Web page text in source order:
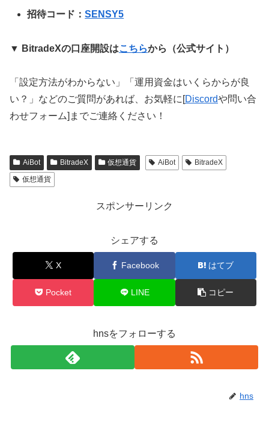
招待コード：SENSY5
▼ BitradeXの口座開設はこちらから（公式サイト）
「設定方法がわからない」「運用資金はいくらからが良
い？」などのご質問があれば、お気軽に[Discordや問い合
わせフォーム]までご連絡ください！
AiBot BitradeX 仮想通貨 AiBot
BitradeX
仮想通貨
スポンサーリンク
シェアする
X Facebook はてブ
Pocket LINE コピー
hnsをフォローする
hns